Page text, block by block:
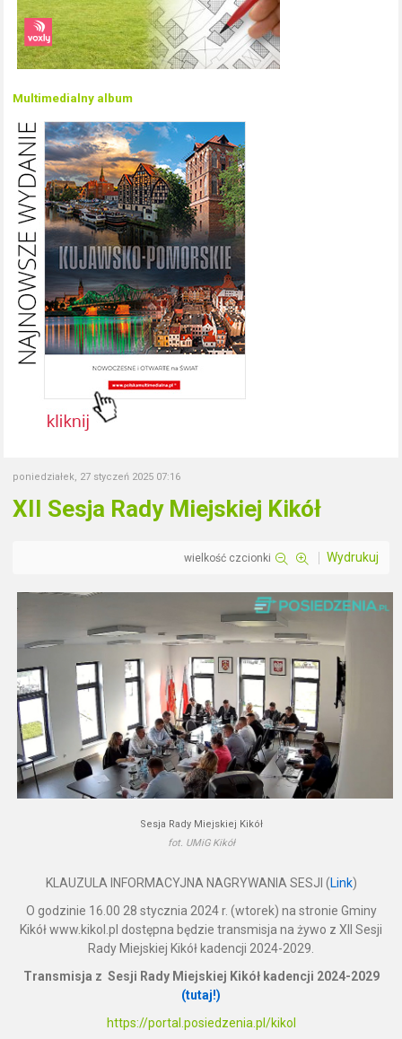
Multimedialny album
poniedziałek, 27 styczeń 2025 07:16
XII Sesja Rady Miejskiej Kikół
wielkość czcionki Wydrukuj
Sesja Rady Miejskiej Kikół
fot. UMiG Kikół
KLAUZULA INFORMACYJNA NAGRYWANIA SESJI (Link)
O godzinie 16.00 28 stycznia 2024 r. (wtorek) na stronie Gminy
Kikół www.kikol.pl dostępna będzie transmisja na żywo z XII Sesji
Rady Miejskiej Kikół kadencji 2024-2029.
Transmisja z Sesji Rady Miejskiej Kikół kadencji 2024-2029
(tutaj!)
https://portal.posiedzenia.pl/kikol